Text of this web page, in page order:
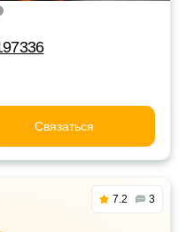
Связаться
7.2 3